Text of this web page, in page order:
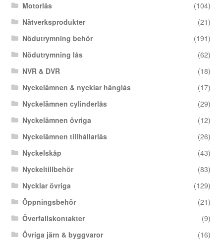
Motorlås
(104)
Nätverksprodukter
(21)
Nödutrymning behör
(191)
Nödutrymning lås
(62)
NVR & DVR
(18)
Nyckelämnen & nycklar hänglås
(17)
Nyckelämnen cylinderlås
(29)
Nyckelämnen övriga
(12)
Nyckelämnen tillhållarlås
(26)
Nyckelskåp
(43)
Nyckeltillbehör
(83)
Nycklar övriga
(129)
Öppningsbehör
(21)
Överfallskontakter
(9)
Övriga järn & byggvaror
(16)